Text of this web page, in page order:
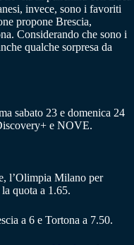
invece, sono i favoriti
propone Brescia,
Considerando che sono i
qualche sorpresa da
sabato 23 e domenica 24
e NOVE.
l’Olimpia Milano per
quota a 1.65.
a 6 e Tortona a 7.50.